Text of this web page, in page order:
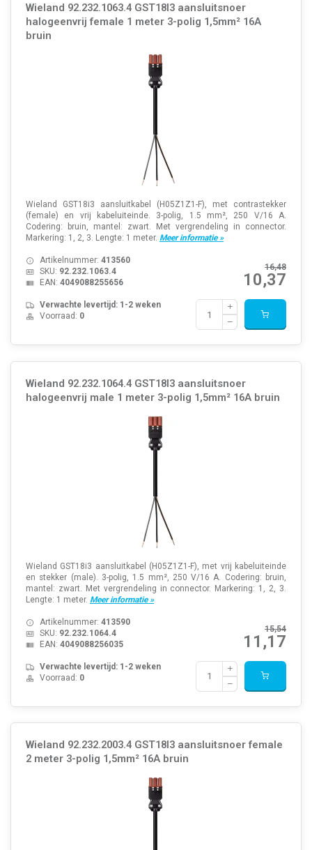
Wieland 92.232.1063.4 GST18I3 aansluitsnoer
halogeenvrij female 1 meter 3-polig 1,5mm² 16A
bruin
Wieland GST18i3 aansluitkabel (H05Z1Z1-F), met contrastekker
(female) en vrij kabeluiteinde. 3-polig, 1.5 mm², 250 V/16 A.
Codering: bruin, mantel: zwart. Met vergrendeling in connector.
Markering: 1, 2, 3. Lengte: 1 meter. Meer informatie »
16,48
10,37
Artikelnummer: 413560
SKU: 92.232.1063.4
EAN: 4049088255656
Verwachte levertijd: 1-2 weken
Voorraad: 0
Wieland 92.232.1064.4 GST18I3 aansluitsnoer
halogeenvrij male 1 meter 3-polig 1,5mm² 16A bruin
Wieland GST18i3 aansluitkabel (H05Z1Z1-F), met vrij kabeluiteinde
en stekker (male). 3-polig, 1.5 mm², 250 V/16 A. Codering: bruin,
mantel: zwart. Met vergrendeling in connector. Markering: 1, 2, 3.
Lengte: 1 meter. Meer informatie »
15,54
11,17
Artikelnummer: 413590
SKU: 92.232.1064.4
EAN: 4049088256035
Verwachte levertijd: 1-2 weken
Voorraad: 0
Wieland 92.232.2003.4 GST18I3 aansluitsnoer female
2 meter 3-polig 1,5mm² 16A bruin